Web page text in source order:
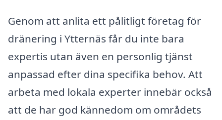
Genom att anlita ett pålitligt företag för
dränering i Ytternäs får du inte bara
expertis utan även en personlig tjänst
anpassad efter dina specifika behov. Att
arbeta med lokala experter innebär också
att de har god kännedom om områdets